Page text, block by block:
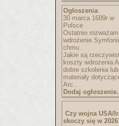
Ogłoszenia:
30 marca 1689r w
Polsce
Ostatnio rozważam
wdrożenie
chmu..
Jakie są
koszty wdrożenia AI
dobre szkolenia lub
materiały
Arc..
Dodaj
Czy wojna USA/
skoczy się w